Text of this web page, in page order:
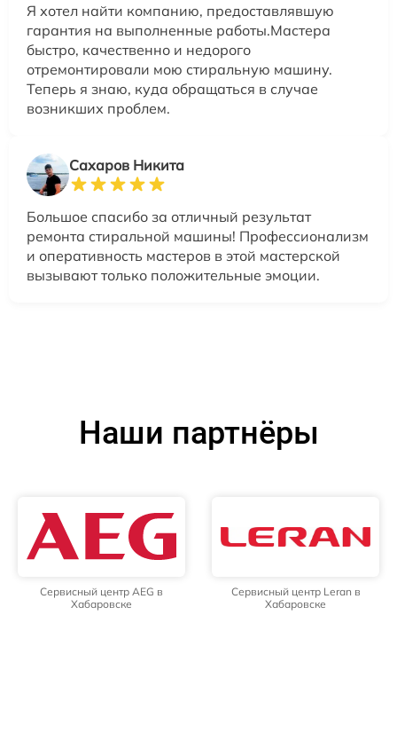
Я хотел найти компанию, предоставлявшую
гарантия на выполненные работы.Мастера
быстро, качественно и недорого
отремонтировали мою стиральную машину.
Теперь я знаю, куда обращаться в случае
возникших проблем.
Сахаров Никита
Большое спасибо за отличный результат
ремонта стиральной машины! Профессионализм
и оперативность мастеров в этой мастерской
вызывают только положительные эмоции.
Наши партнёры
Сервисный центр AEG в
Хабаровске
Сервисный центр Leran в
Хабаровске